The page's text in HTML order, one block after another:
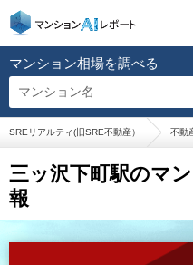
マンション相場を調べる
マンション名
SREリアルティ(旧SRE不動産） 不動
三ッ沢下町駅のマ
報